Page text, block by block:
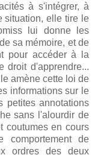
à s'intégrer, à
situation, elle tire le
lui donne les
sa mémoire, et de
pour accéder à la
droit d'apprendre...
amène cette loi de
informations sur le
petites annotations
sans l'alourdir de
coutumes en cours
comportement de
ordres des deux